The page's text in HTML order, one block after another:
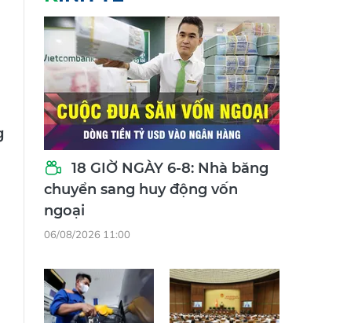
18 GIỜ NGÀY 6-8: Nhà băng
chuyển sang huy động vốn
ngoại